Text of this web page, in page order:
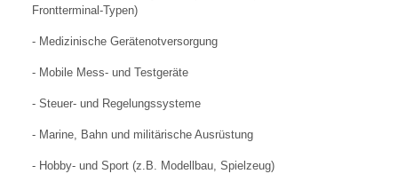
Frontterminal-Typen)
- Medizinische Gerätenotversorgung
- Mobile Mess- und Testgeräte
- Steuer- und Regelungssysteme
- Marine, Bahn und militärische Ausrüstung
- Hobby- und Sport (z.B. Modellbau, Spielzeug)